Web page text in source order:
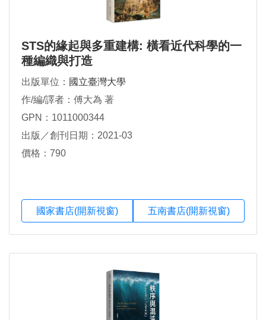
STS的緣起與多重建構: 橫看近代科學的一
種編織與打造
出版單位： 國立臺灣大學
作/編/譯者：傅大為 著
GPN：1011000344
出版／創刊日期：2021-03
價格：790
國家書店(開新視窗) 五南書店(開新視窗)